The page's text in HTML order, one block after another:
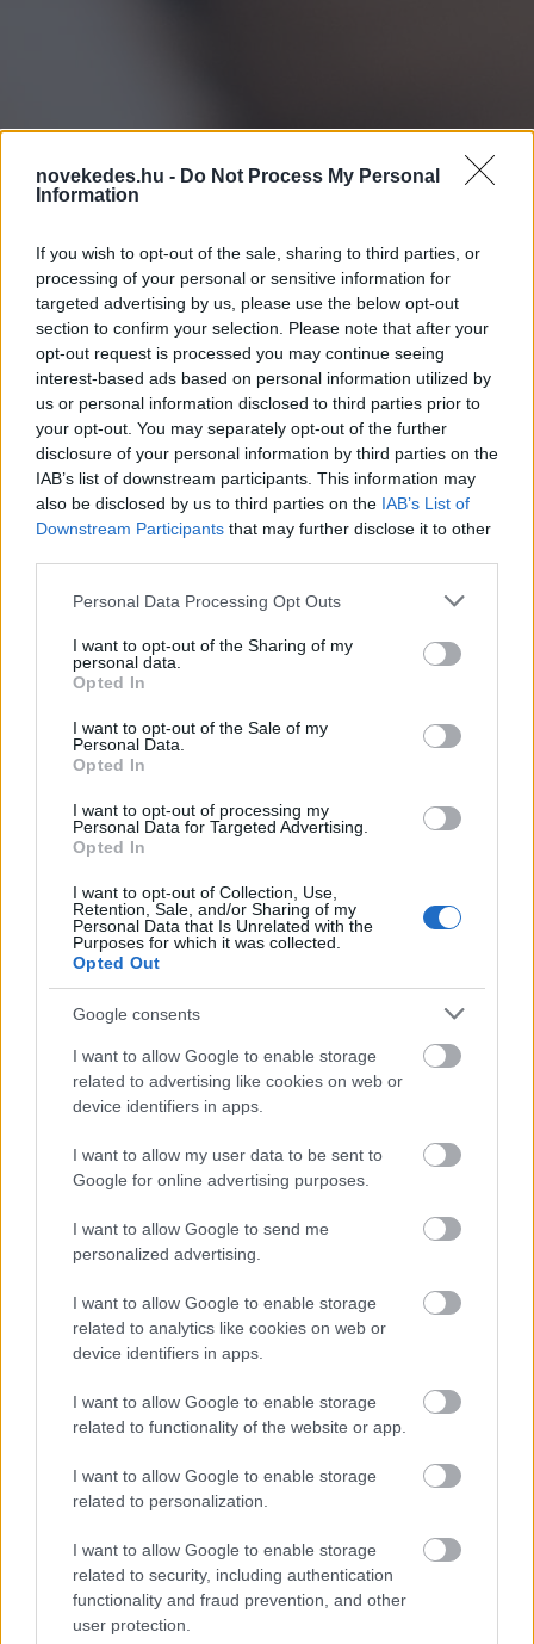
novekedes.hu - Do Not Process My Personal
Information
If you wish to opt-out of the sale, sharing to third parties, or
processing of your personal or sensitive information for
targeted advertising by us, please use the below opt-out
section to confirm your selection. Please note that after your
opt-out request is processed you may continue seeing
interest-based ads based on personal information utilized by
us or personal information disclosed to third parties prior to
your opt-out. You may separately opt-out of the further
disclosure of your personal information by third parties on the
IAB’s list of downstream participants. This information may
also be disclosed by us to third parties on the IAB’s List of
Downstream Participants that may further disclose it to other
Please note that this website/app uses one or more Google
not limited to your visit or usage behaviour. You may click to
grant or deny consent to Google and its third-party tags to
use your data for below specified purposes in below Google
consent section.
Personal Data Processing Opt Outs
I want to opt-out of the Sharing of my
personal data.
Opted In
I want to opt-out of the Sale of my
Personal Data.
Opted In
I want to opt-out of processing my
Personal Data for Targeted Advertising.
Opted In
I want to opt-out of Collection, Use,
Retention, Sale, and/or Sharing of my
Personal Data that Is Unrelated with the
Purposes for which it was collected.
Opted Out
Google consents
I want to allow Google to enable storage
related to advertising like cookies on web or
device identifiers in apps.
I want to allow my user data to be sent to
Google for online advertising purposes.
I want to allow Google to send me
personalized advertising.
I want to allow Google to enable storage
related to analytics like cookies on web or
device identifiers in apps.
I want to allow Google to enable storage
related to functionality of the website or app.
I want to allow Google to enable storage
related to personalization.
I want to allow Google to enable storage
related to security, including authentication
functionality and fraud prevention, and other
user protection.
TikTok-milliomosok
nyomában a NAV
NAV INFOTÁR 2026. JÚN. 12. NÖVEKEDÉS.HU
Két népszerű tiktoker akadt fenn a NAV
forintos bevételük után nem fizettek adót. A
platformok üzemeltetőitől érkezett
összegeket gyermekeik bankszámlájára
utaltatták, eltitkolták – a revizorok azonban
nem lájkolták ezt a megoldást.
A Nemzeti Adó- és Vámhivatal (NAV) év elején
tette közzé az idei ellenőrzési tervét, ebben
egyértelműen leszögezte, hogy
kiemelten ellenőrzi a bevételüket eltitkoló
Ezúttal két, közösségi médiában jelentős
követőtáborral rendelkező tartalomgyártó
YouTube-on és TikTokon szerzett bevételét
vizsgálta az adóhivatal. Az egyikük összesen
több mint 17 millió forintot, a másik pedig